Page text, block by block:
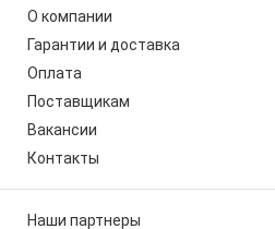
О компании
Гарантии и доставка
Оплата
Поставщикам
Вакансии
Контакты
Наши партнеры